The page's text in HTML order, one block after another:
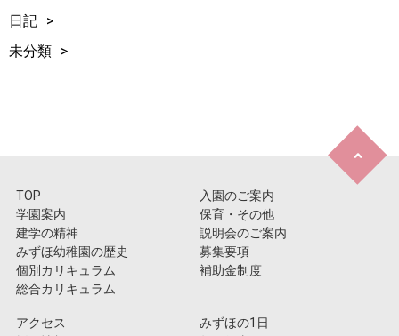
日記
未分類
TOP
学園案内
建学の精神
みずほ幼稚園の歴史
個別カリキュラム
総合カリキュラム
入園のご案内
保育・その他
説明会のご案内
募集要項
補助金制度
アクセス
みずほの1日